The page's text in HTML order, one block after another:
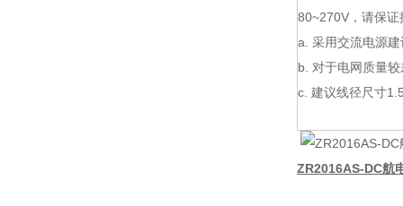
80~270V，请保
a. 采用交流电源
b. 对于电网质量
c. 建议线径尺寸
ZR2016AS-DC航